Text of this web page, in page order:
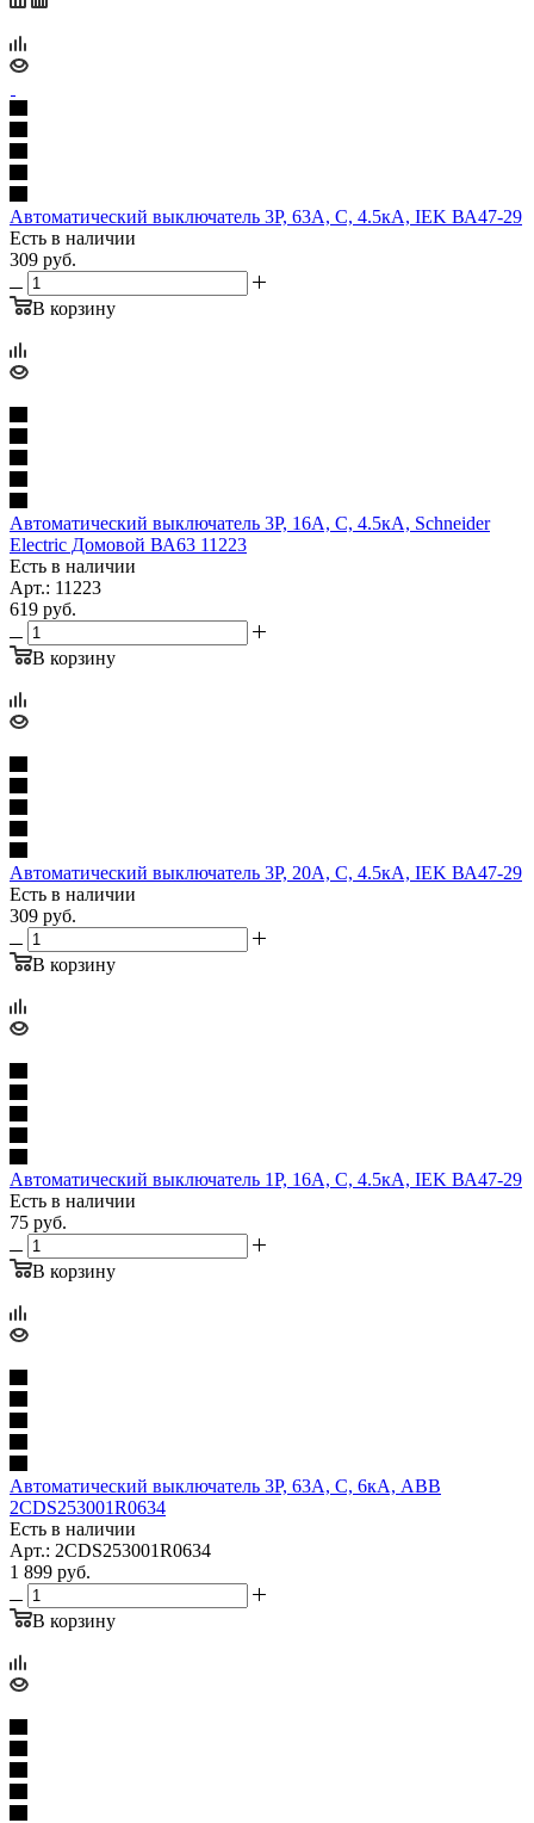
Автоматический выключатель 3P, 63A, C, 4.5кА, IEK ВА47-29
Есть в наличии
309 руб.
В корзину
Автоматический выключатель 3P, 16A, C, 4.5кА, Schneider
Electric Домовой ВА63 11223
Есть в наличии
Арт.: 11223
619 руб.
В корзину
Автоматический выключатель 3P, 20A, C, 4.5кА, IEK ВА47-29
Есть в наличии
309 руб.
В корзину
Автоматический выключатель 1P, 16A, C, 4.5кА, IEK ВА47-29
Есть в наличии
75 руб.
В корзину
Автоматический выключатель 3P, 63A, C, 6кА, ABB
2CDS253001R0634
Есть в наличии
Арт.: 2CDS253001R0634
1 899 руб.
В корзину